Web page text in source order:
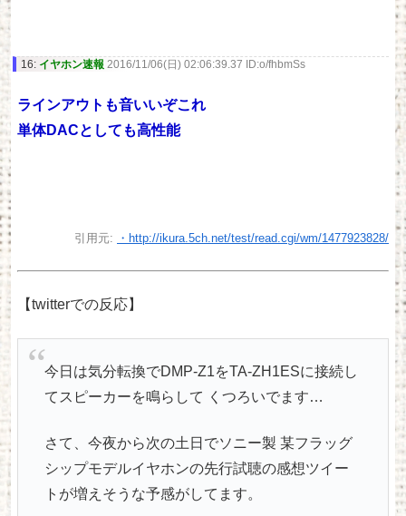
16: イヤホン速報 2016/11/06(日) 02:06:39.37 ID:o/fhbmSs
ラインアウトも音いいぞこれ
単体DACとしても高性能
引用元: ・http://ikura.5ch.net/test/read.cgi/wm/1477923828/
【twitterでの反応】
今日は気分転換でDMP-Z1をTA-ZH1ESに接続し
てスピーカーを鳴らして くつろいでます…
さて、今夜から次の土日でソニー製 某フラッグ
シップモデルイヤホンの先行試聴の感想ツイー
トが増えそうな予感がしてます。